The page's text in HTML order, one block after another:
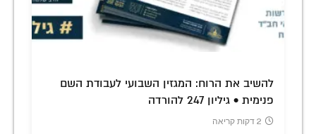
להשיב את הרוח: המגזין השבועי לעבודת השם
פנימית • גיליון 247 להורדה
2 דקות קריאה